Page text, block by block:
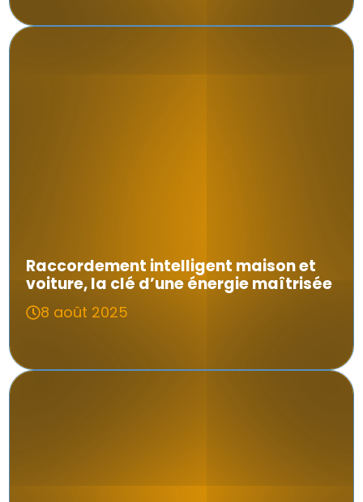
Raccordement intelligent maison et
voiture, la clé d’une énergie maîtrisée
8 août 2025